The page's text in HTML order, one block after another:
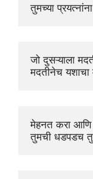
तुमच्या
जो दुसऱ्याला
मदतीनेच यशाचा
मेहनत करा आणि
तुमची धडपडच